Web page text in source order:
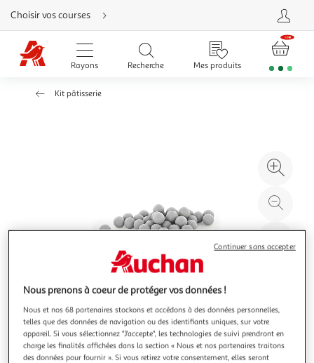
Aller
directement
au
contenu
Aller
directement
Aller
Choisir vos courses
Rayons Recherche Mes produits
Kit pâtisserie
à
100
le
Illustration
précédente
Illustration
suivante
Nous prenons à coeur de protéger vos données !
Nous et nos 68 partenaires stockons et accédons à des données personnelles,
telles que des données de navigation ou des identifiants uniques, sur votre
appareil. Si vous sélectionnez "J'accepte", les technologies de suivi prendront en
charge les finalités affichées dans la section « Nous et nos partenaires traitons
des données pour fournir ». Si vous retirez votre consentement, elles seront
Continuer sans accepter